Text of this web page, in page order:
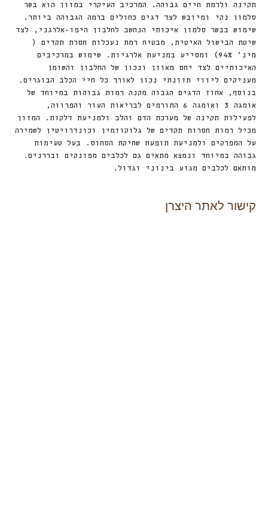
תקינה ולרמת חיים גבוהה. המרכיב העיקרי במזון הוא בשר
סלמון נקי ומיובש לצד דגים כחולים ברמה הגבוהה ביותר.
שימוש בבשר סלמון איכותי הנחשב לחלבון היפו-אלרגני, לצד
שיטת הבישול האיטית, מבטיח רמת נעכלות חסרת תקדים (
מינ’ 94%) ומסייע במניעת אלרגיות. שימוש במרכיבים
האיכותיים לצד יחס מאוזן ונכון של החלבון והשומן
מעניקים ליווי תזונתי נכון לאורך כל חיי הכלב הבוגרים.
בנוסף, אחוז הדגים הגבוה מקנה רמות גבוהות במיוחד של
אומגה 3 ואומגה 6 התורמים לבריאות העור והפרווה,
לפעילות תקינה של מערכת הדם והלב ולמניעת דלקות. המזון
מכיל רמות חסרות תקדים של גלוקוזמין וכונדרויטין לשמירה
על המפרקים ולמניעת תופעת שחיקת הסחוס. בעל טעימות
גבוהה במיוחד ונמצא מתאים גם לכלבים מפונקים ובררנים.
מותאם לכלבים מגזע בינוני וגדול.
קישור לאתר היצרן